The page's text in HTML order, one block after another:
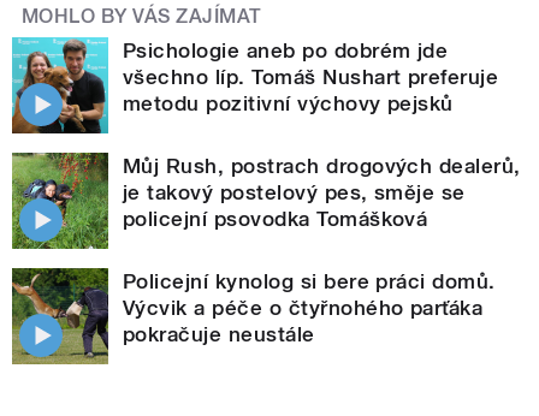
MOHLO BY VÁS ZAJÍMAT
Psichologie aneb po dobrém jde
všechno líp. Tomáš Nushart preferuje
metodu pozitivní výchovy pejsků
Můj Rush, postrach drogových dealerů,
je takový postelový pes, směje se
policejní psovodka Tomášková
Policejní kynolog si bere práci domů.
Výcvik a péče o čtyřnohého parťáka
pokračuje neustále